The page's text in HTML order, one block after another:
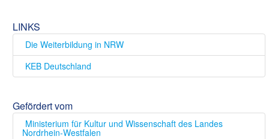
LINKS
Die Weiterbildung in NRW
KEB Deutschland
Gefördert vom
Ministerium für Kultur und Wissenschaft des Landes
Nordrhein-Westfalen